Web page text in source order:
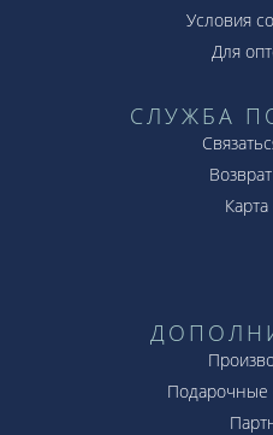
Условия
Для
СЛУЖБА
Карта
Подарочные